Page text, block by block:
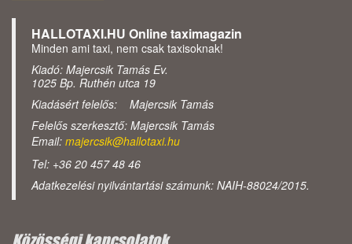
HALLOTAXI.HU Online taximagazin
Minden ami taxi, nem csak taxisoknak!
Kiadó: Majercsik Tamás Ev.
1025 Bp. Ruthén utca 19
Kiadásért felelős: Majercsik Tamás
Felelős szerkesztő: Majercsik Tamás
Email: majercsik@hallotaxi.hu
Tel: +36 20 457 48 46
Adatkezelési nyilvántartási számunk: NAIH-88024/2015.